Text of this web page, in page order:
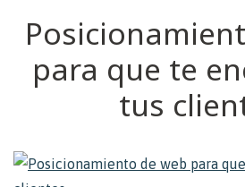
para que te
tus